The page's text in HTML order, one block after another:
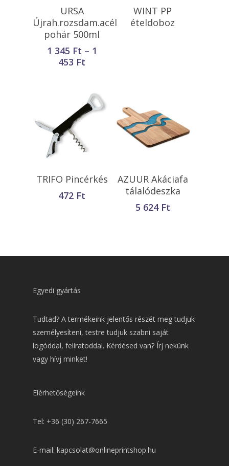
Opciók Választása
URSA
Újrah.rozsdam.acél
pohár 500ml
1 345 Ft – 1
453 Ft
1
453 Ft
Tovább Olvasom
WINT PP
ételdoboz
Opciók Választása
TRIFO Pincérkés
472 Ft
Kosárba
Teszem
AZUUR Akáciafa
tálalódeszka
5 624 Ft
Egyedi gyártás
Tudtad? A termékeink jelentős részét meg tudjuk
személyesíteni, testre tudjuk szabni saját
logóddal, feliratoddal. Kérdésed van? Írj nekünk
vagy hívj minket!
Elérhetőségeink
Tel: +36 (30) 267-7665
E-mail: kapcsolat@onlineprintshop.hu